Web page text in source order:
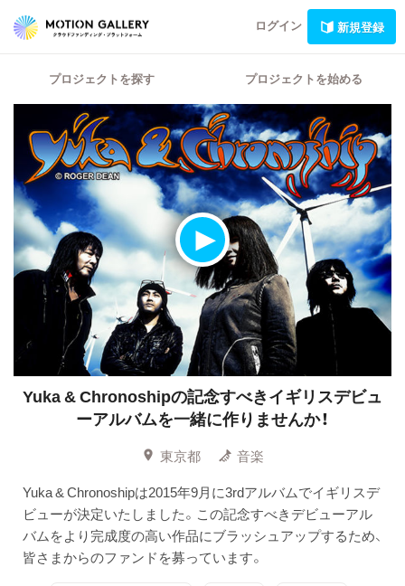
ログイン 新規登録
プロジェクトを探す プロジェクトを始める
Yuka & Chronoshipの記念すべきイギリスデビュ
ーアルバムを一緒に作りませんか！
東京都
音楽
Yuka & Chronoshipは2015年9月に3rdアルバムでイギリスデ
ビューが決定いたしました。この記念すべきデビューアル
バムをより完成度の高い作品にブラッシュアップするため、
皆さまからのファンドを募っています。